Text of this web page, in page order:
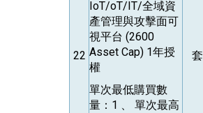
22
IoT/oT/IT/全域資
產管理與攻擊面可
視平台 (2600
Asset Cap) 1年授
權
單次最低購買數
量：1 、 單次最高
套